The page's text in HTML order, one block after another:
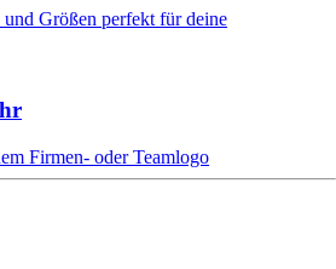
Größen perfekt für deine
Firmen- oder Teamlogo